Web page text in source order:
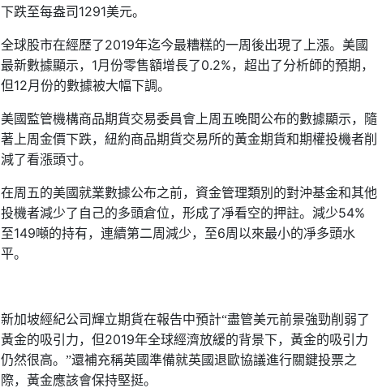
下跌至每盎司 1291美元。
全球股市在經歷了2019年迄今最糟糕的一周後出現了上漲。美國
最新數據顯示， 1月份零售額增長了0.2%，超出了分析師的預期，
但12月份的數據被大幅下調。
美國監管機構商品期貨交易委員會上周五晚間公布的數據顯示，隨
著上周金價下跌，紐約商品期貨交易所的黃金期貨和期權投機者削
減了看漲頭寸。
在周五的美國就業數據公布之前，資金管理類別的對沖基金和其他
投機者減少了自己的多頭倉位，形成了凈看空的押註。減少54%
至149噸的持有，連續第二周減少，至6周以來最小的凈多頭水
平。
新加坡經紀公司輝立期貨在報告中預計“盡管美元前景強勁削弱了
黃金的吸引力，但2019年全球經濟放緩的背景下，黃金的吸引力
仍然很高。”還補充稱英國準備就英國退歐協議進行關鍵投票之
際，黃金應該會保持堅挺。